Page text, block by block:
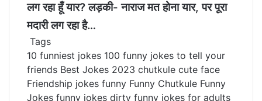
लग रहा हूँ यार? लड़की- नाराज मत होना यार, पर पूरा
मदारी लग रहा है…
Tags
10 funniest jokes 100 funny jokes to tell your
friends Best Jokes 2023 chutkule cute face
Friendship jokes funny Funny Chutkule Funny
Jokes funny jokes dirty funny jokes for adults